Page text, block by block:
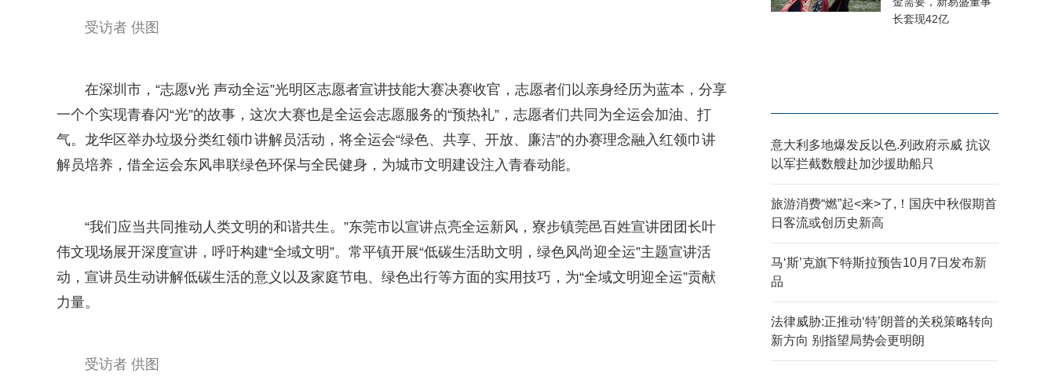
受访者 供图
在深圳市，“志愿v光 声动全运”光明区志愿者宣讲技能大赛决赛收官，志愿者们以亲身经历为蓝本，分享
一个个实现青春闪“光”的故事，这次大赛也是全运会志愿服务的“预热礼”，志愿者们共同为全运会加油、打
气。龙华区举办垃圾分类红领巾讲解员活动，将全运会“绿色、共享、开放、廉洁”的办赛理念融入红领巾讲
解员培养，借全运会东风串联绿色环保与全民健身，为城市文明建设注入青春动能。
“我们应当共同推动人类文明的和谐共生。”东莞市以宣讲点亮全运新风，寮步镇莞邑百姓宣讲团团长叶
伟文现场展开深度宣讲，呼吁构建“全域文明”。常平镇开展“低碳生活助文明，绿色风尚迎全运”主题宣讲活
动，宣讲员生动讲解低碳生活的意义以及家庭节电、绿色出行等方面的实用技巧，为“全域文明迎全运”贡献
力量。
受访者 供图
长套现42亿
意大利多地爆发反以色.列政府示威 抗议
以军拦截数艘赴加沙援助船只
旅游消费“燃”起<来>了,！国庆中秋假期首
日客流或创历史新高
马‘斯’克旗下特斯拉预告10月7日发布新
品
法律威胁:正推动‘特’朗普的关税策略转向
新方向 别指望局势会更明朗